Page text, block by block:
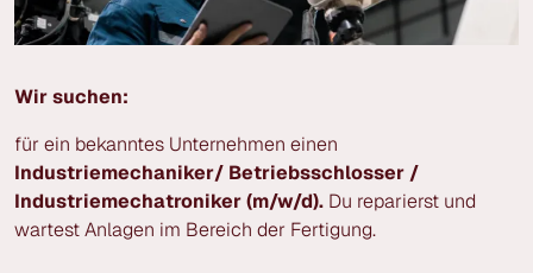
Wir suchen:
für ein bekanntes Unternehmen einen
Industriemechaniker/ Betriebsschlosser /
Industriemechatroniker (m/w/d). Du reparierst und
wartest Anlagen im Bereich der Fertigung.